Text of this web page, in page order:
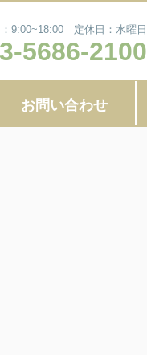
9:00~18:00 定休日：水曜日
5686-2100
お問い合わせ